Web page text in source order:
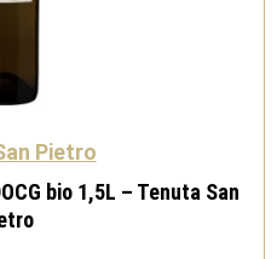
Pietro
bio 1,5L – Tenuta San